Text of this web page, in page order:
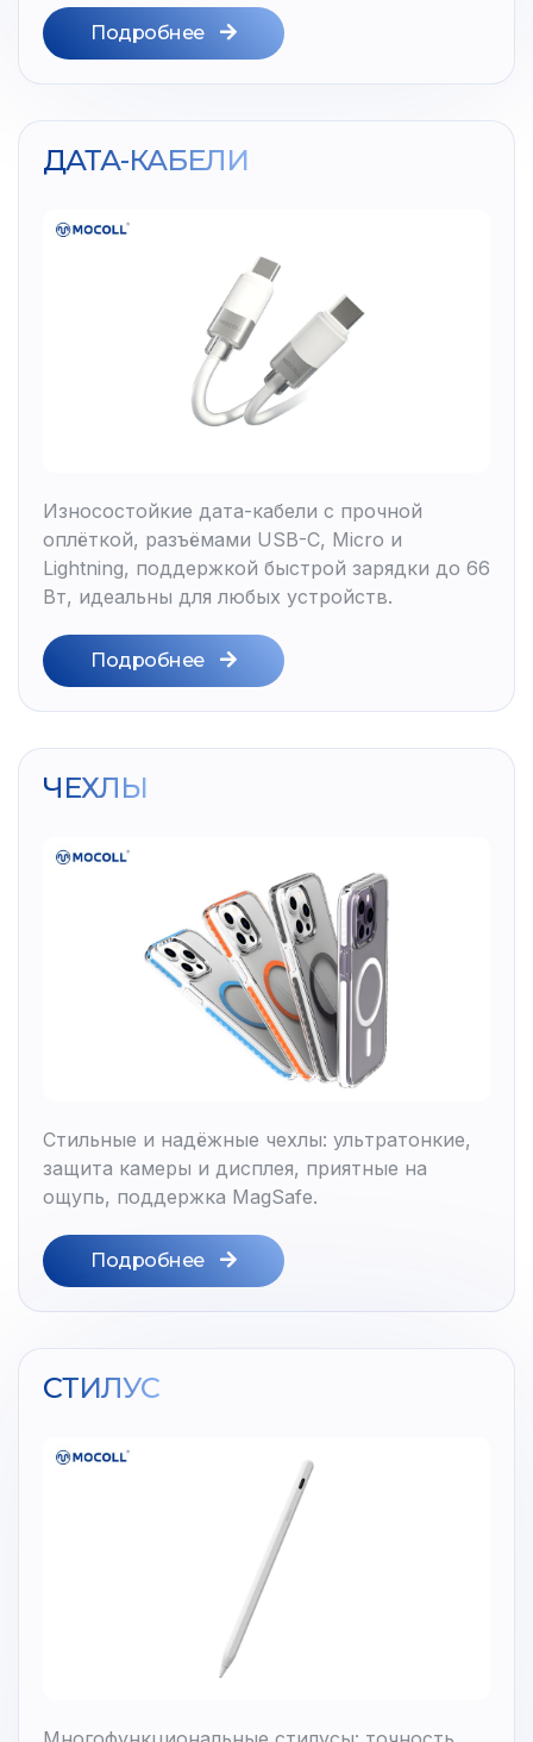
Подробнее
ДАТА-КАБЕЛИ
Износостойкие дата-кабели с прочной
оплёткой, разъёмами USB-C, Micro и
Lightning, поддержкой быстрой зарядки до 66
Вт, идеальны для любых устройств.
Подробнее
ЧЕХЛЫ
Стильные и надёжные чехлы: ультратонкие,
защита камеры и дисплея, приятные на
ощупь, поддержка MagSafe.
Подробнее
СТИЛУС